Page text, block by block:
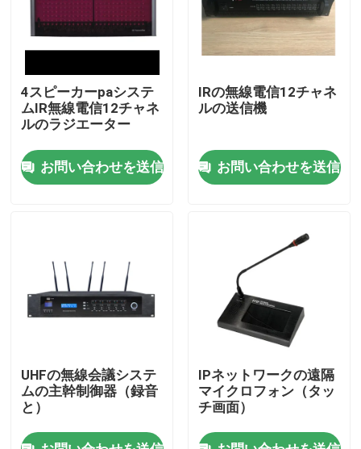
プロダクト
ビデオ
私達について
工場旅行
私達に連絡しなさい
場合
PAシステム アンプ
4スピーカーpaシステ
ムIR無線電信12チャネ
ルのラジエーター
お問い合わせを送信
IRの無線電信12チャネ
ルの送信機
お問い合わせを送信
UHFの無線会議システ
ムの主幹制御器（録音
と）
IPネットワークの遠隔
マイクロフォン（タッ
チ画面）